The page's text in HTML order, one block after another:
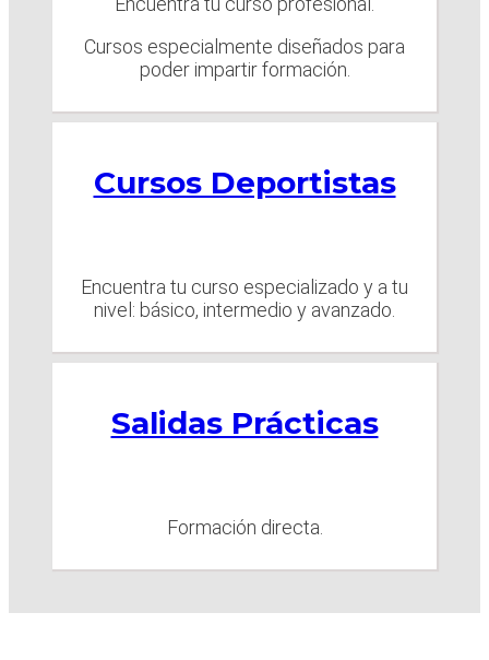
Cursos especialmente diseñados para
poder impartir formación.
Cursos Deportistas
Encuentra tu curso especializado y a tu
nivel: básico, intermedio y avanzado.
Salidas Prácticas
Formación directa.